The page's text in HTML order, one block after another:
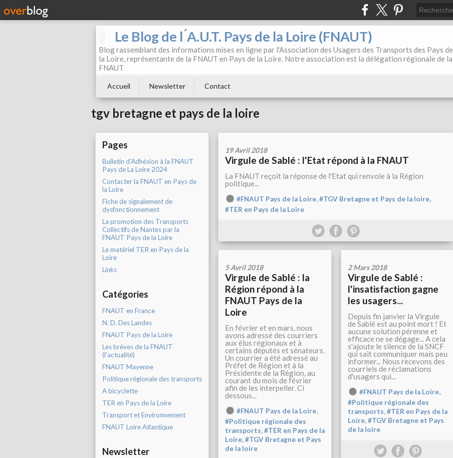
Le Blog de l ́A.U.T. Pays de la Loire (FNAUT)
Blog rassemblant des informations mises en ligne par l'Association des Usagers des Transports des Pays de
la Loire, représentante de la FNAUT en Pays de la Loire. Notre association est la délégation régionale de la
FNAUT
Accueil Newsletter Contact
tgv bretagne et pays de la loire
Pages
Bulletin d'Adhésion à la FNAUT
Pays de La Loire 2024
Contacter la FNAUT en Pays de
la Loire
Fiche de signalement de
dysfonctionnement
La promotion des Transports
Collectifs de Nantes par la
FNAUT Pays de la Loire
Le matériel TER en Pays de la
Loire
Links
Catégories
FNAUT en France
N. D. Des Landes
FNAUT Pays de la Loire
Les brèves de la FNAUT
(l'actualité)
FNAUT Mayenne
Politique régionale des transports
A bicyclette
TER en Pays de la Loire
Transport et Environnement
FNAUT Loire Atlantique
Newsletter
19 Avril 2018
Virgule de Sablé : l'Etat répond à la FNAUT
La FNAUT reçoit la réponse de l'Etat qui renvoie à la Région
politique...
#FNAUT Pays de la Loire,#TGV Bretagne et Pays de la loire,
#TER en Pays de la Loire
5 Avril 2018
Virgule de Sablé : la
Région répond à la
FNAUT Pays de la
Loire
En février et en mars, nous
avons adressé des courriers
aux élus régionaux et à
certains députés et sénateurs.
Un courrier a été adressé au
Préfet de Région et à la
Présidente de la Région, au
courant du mois de février
afin de les interpeller. Ci
dessous...
#FNAUT Pays de la Loire,
#Politique régionale des
transports,#TER en Pays de la
Loire,#TGV Bretagne et Pays
de la loire
2 Mars 2018
Virgule de Sablé :
l'insatisfaction gagne
les usagers...
Depuis fin janvier la Virgule
de Sablé est au point mort ! Et
aucune solution pérenne et
efficace ne se dégage... A cela
s'ajoute le silence de la SNCF
qui sait communiquer mais peu
informer... Nous recevons des
courriels de réclamations
d'usagers qui...
#FNAUT Pays de la Loire,
#Politique régionale des
transports,#TER en Pays de la
Loire,#TGV Bretagne et Pays
de la loire